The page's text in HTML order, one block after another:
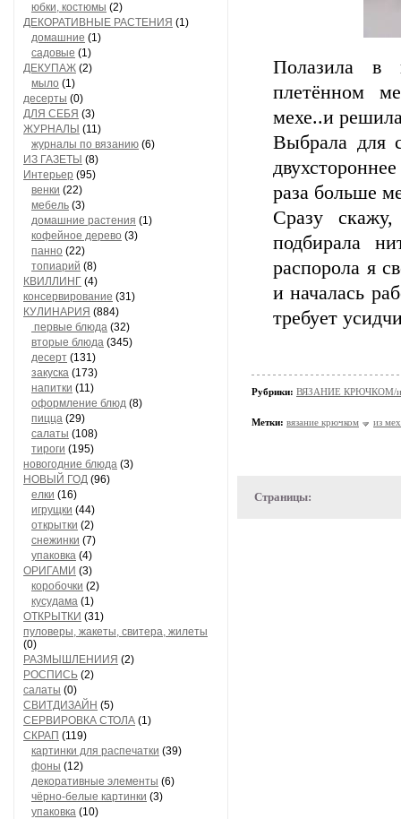
юбки, костюмы (2)
ДЕКОРАТИВНЫЕ РАСТЕНИЯ (1)
домашние (1)
садовые (1)
ДЕКУПАЖ (2)
мыло (1)
десерты (0)
ДЛЯ СЕБЯ (3)
ЖУРНАЛЫ (11)
журналы по вязанию (6)
ИЗ ГАЗЕТЫ (8)
Интерьер (95)
венки (22)
мебель (3)
домашние растения (1)
кофейное дерево (3)
панно (22)
топиарий (8)
КВИЛЛИНГ (4)
консервирование (31)
КУЛИНАРИЯ (884)
первые блюда (32)
вторые блюда (345)
десерт (131)
закуска (173)
напитки (11)
оформление блюд (8)
пицца (29)
салаты (108)
тироги (195)
новогодние блюда (3)
НОВЫЙ ГОД (96)
елки (16)
игрущки (44)
открытки (2)
снежинки (7)
упаковка (4)
ОРИГАМИ (3)
коробочки (2)
кусудама (1)
ОТКРЫТКИ (31)
пуловеры, жакеты, свитера, жилеты
(0)
РАЗМЫШЛЕНИИЯ (2)
РОСПИСЬ (2)
салаты (0)
СВИТДИЗАЙН (5)
СЕРВИРОВКА СТОЛА (1)
СКРАП (119)
картинки для распечатки (39)
фоны (12)
декоративные элементы (6)
чёрно-белые картинки (3)
упаковка (10)
Полазила в
плетённом
мехе..и
Выбрала для
раза больше
Сразу
подбирала
распорола я
и началась
требует
Рубрики: ВЯЗАНИЕ КРЮЧКОМ/
Метки: вязание крючком из
Страницы: